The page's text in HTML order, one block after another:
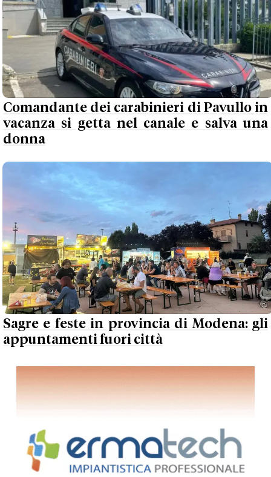
Comandante dei carabinieri di Pavullo in
vacanza si getta nel canale e salva una
donna
Sagre e feste in provincia di Modena: gli
appuntamenti fuori città